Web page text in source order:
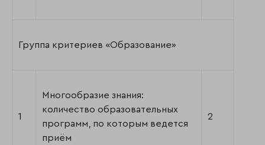
Группа критериев «Образование»
1
Многообразие знания:
количество образовательных
программ, по которым ведется
приём
2